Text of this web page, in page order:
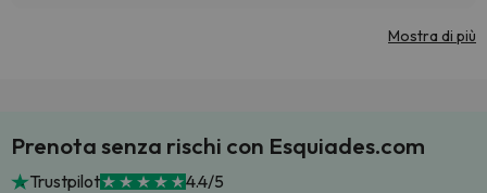
Mostra di più
Prenota senza rischi con Esquiades.com
Trustpilot 4.4/5